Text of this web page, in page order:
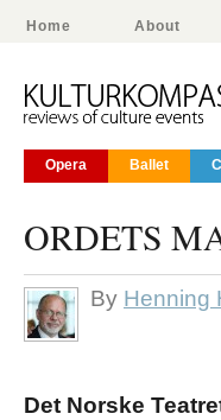
Home About
Opera Ballet
ORDETS
By Henning
Det Norske